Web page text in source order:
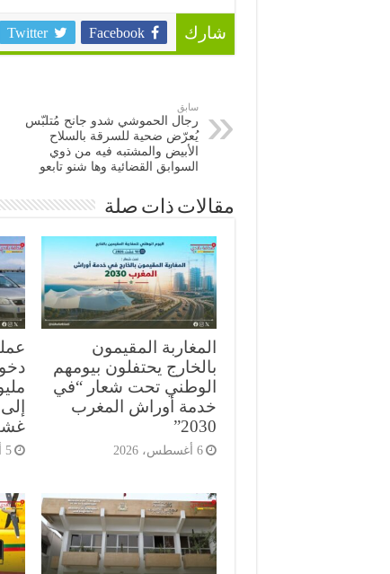
شارك Facebook
Twitter
سابق
رجال الحموشي شدو جانح مُتلبّس
يُعرّض ضحية للسرقة بالسلاح
الأبيض والمشتبه فيه من ذوي
السوابق القضائية وها شنو تابعو
مقالات ذات صلة
المغاربة المقيمون
بالخارج يحتفلون بيومهم
الوطني تحت شعار “في
خدمة أوراش المغرب
2030”
6 أغسطس، 2026 5 أغسطس، 2026